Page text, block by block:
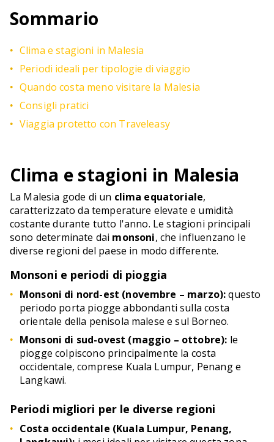
Sommario
Clima e stagioni in Malesia
Periodi ideali per tipologie di viaggio
Quando costa meno visitare la Malesia
Consigli pratici
Viaggia protetto con Traveleasy
Clima e stagioni in Malesia
La Malesia gode di un clima equatoriale,
caratterizzato da temperature elevate e umidità
costante durante tutto l'anno. Le stagioni principali
sono determinate dai monsoni, che influenzano le
diverse regioni del paese in modo differente.
Monsoni e periodi di pioggia
Monsoni di nord-est (novembre – marzo):questo
periodo porta piogge abbondanti sulla costa
orientale della penisola malese e sul Borneo.
Monsoni di sud-ovest (maggio – ottobre): le
piogge colpiscono principalmente la costa
occidentale, comprese Kuala Lumpur, Penang e
Langkawi.
Periodi migliori per le diverse regioni
Costa occidentale (Kuala Lumpur, Penang,